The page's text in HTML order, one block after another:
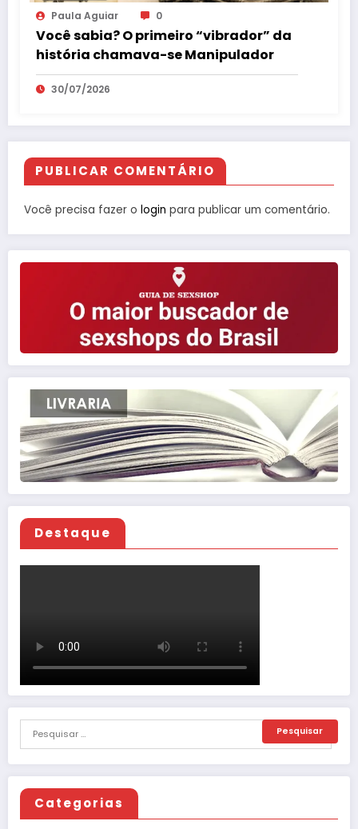
Paula Aguiar 0
Você sabia? O primeiro “vibrador” da
história chamava-se Manipulador
30/07/2026
PUBLICAR COMENTÁRIO
Você precisa fazer o login para publicar um comentário.
Destaque
Categorias